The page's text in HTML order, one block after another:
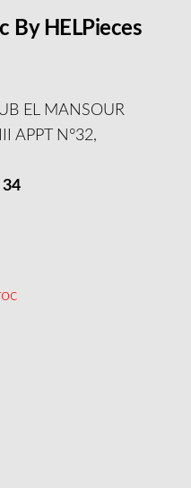
By HELPieces
EL MANSOUR
APPT N°32,
34